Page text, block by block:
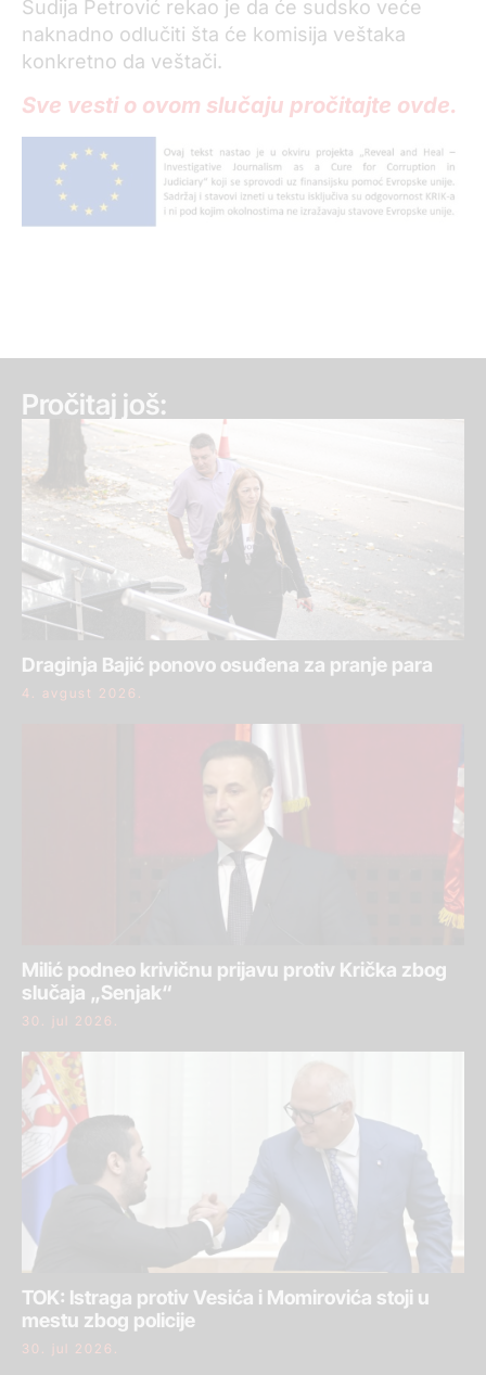
Sudija Petrović rekao je da će sudsko veće
naknadno odlučiti šta će komisija veštaka
konkretno da veštači.
Sve vesti o ovom slučaju pročitajte ovde.
Pročitaj još:
Draginja Bajić ponovo osuđena za pranje para
4. avgust 2026.
Milić podneo krivičnu prijavu protiv Krička zbog
slučaja „Senjak“
30. jul 2026.
TOK: Istraga protiv Vesića i Momirovića stoji u
mestu zbog policije
30. jul 2026.